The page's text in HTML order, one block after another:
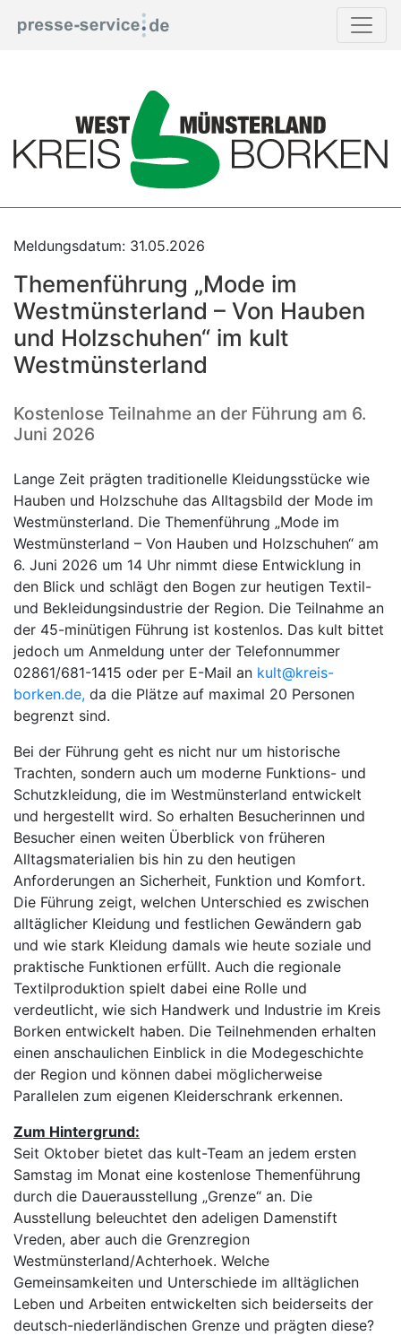
Meldungsdatum: 31.05.2026
Themenführung „Mode im
Westmünsterland – Von Hauben
und Holzschuhen“ im kult
Westmünsterland
Kostenlose Teilnahme an der Führung am 6.
Juni 2026
Lange Zeit prägten traditionelle Kleidungsstücke wie
Hauben und Holzschuhe das Alltagsbild der Mode im
Westmünsterland. Die Themenführung „Mode im
Westmünsterland – Von Hauben und Holzschuhen“ am
6. Juni 2026 um 14 Uhr nimmt diese Entwicklung in
den Blick und schlägt den Bogen zur heutigen Textil-
und Bekleidungsindustrie der Region. Die Teilnahme an
der 45-minütigen Führung ist kostenlos. Das kult bittet
jedoch um Anmeldung unter der Telefonnummer
02861/681-1415 oder per E-Mail an kult@kreis-
borken.de, da die Plätze auf maximal 20 Personen
begrenzt sind.
Bei der Führung geht es nicht nur um historische
Trachten, sondern auch um moderne Funktions- und
Schutzkleidung, die im Westmünsterland entwickelt
und hergestellt wird. So erhalten Besucherinnen und
Besucher einen weiten Überblick von früheren
Alltagsmaterialien bis hin zu den heutigen
Anforderungen an Sicherheit, Funktion und Komfort.
Die Führung zeigt, welchen Unterschied es zwischen
alltäglicher Kleidung und festlichen Gewändern gab
und wie stark Kleidung damals wie heute soziale und
praktische Funktionen erfüllt. Auch die regionale
Textilproduktion spielt dabei eine Rolle und
verdeutlicht, wie sich Handwerk und Industrie im Kreis
Borken entwickelt haben. Die Teilnehmenden erhalten
einen anschaulichen Einblick in die Modegeschichte
der Region und können dabei möglicherweise
Parallelen zum eigenen Kleiderschrank erkennen.
Zum Hintergrund:
Seit Oktober bietet das kult-Team an jedem ersten
Samstag im Monat eine kostenlose Themenführung
durch die Dauerausstellung „Grenze“ an. Die
Ausstellung beleuchtet den adeligen Damenstift
Vreden, aber auch die Grenzregion
Westmünsterland/Achterhoek. Welche
Gemeinsamkeiten und Unterschiede im alltäglichen
Leben und Arbeiten entwickelten sich beiderseits der
deutsch-niederländischen Grenze und prägten diese?